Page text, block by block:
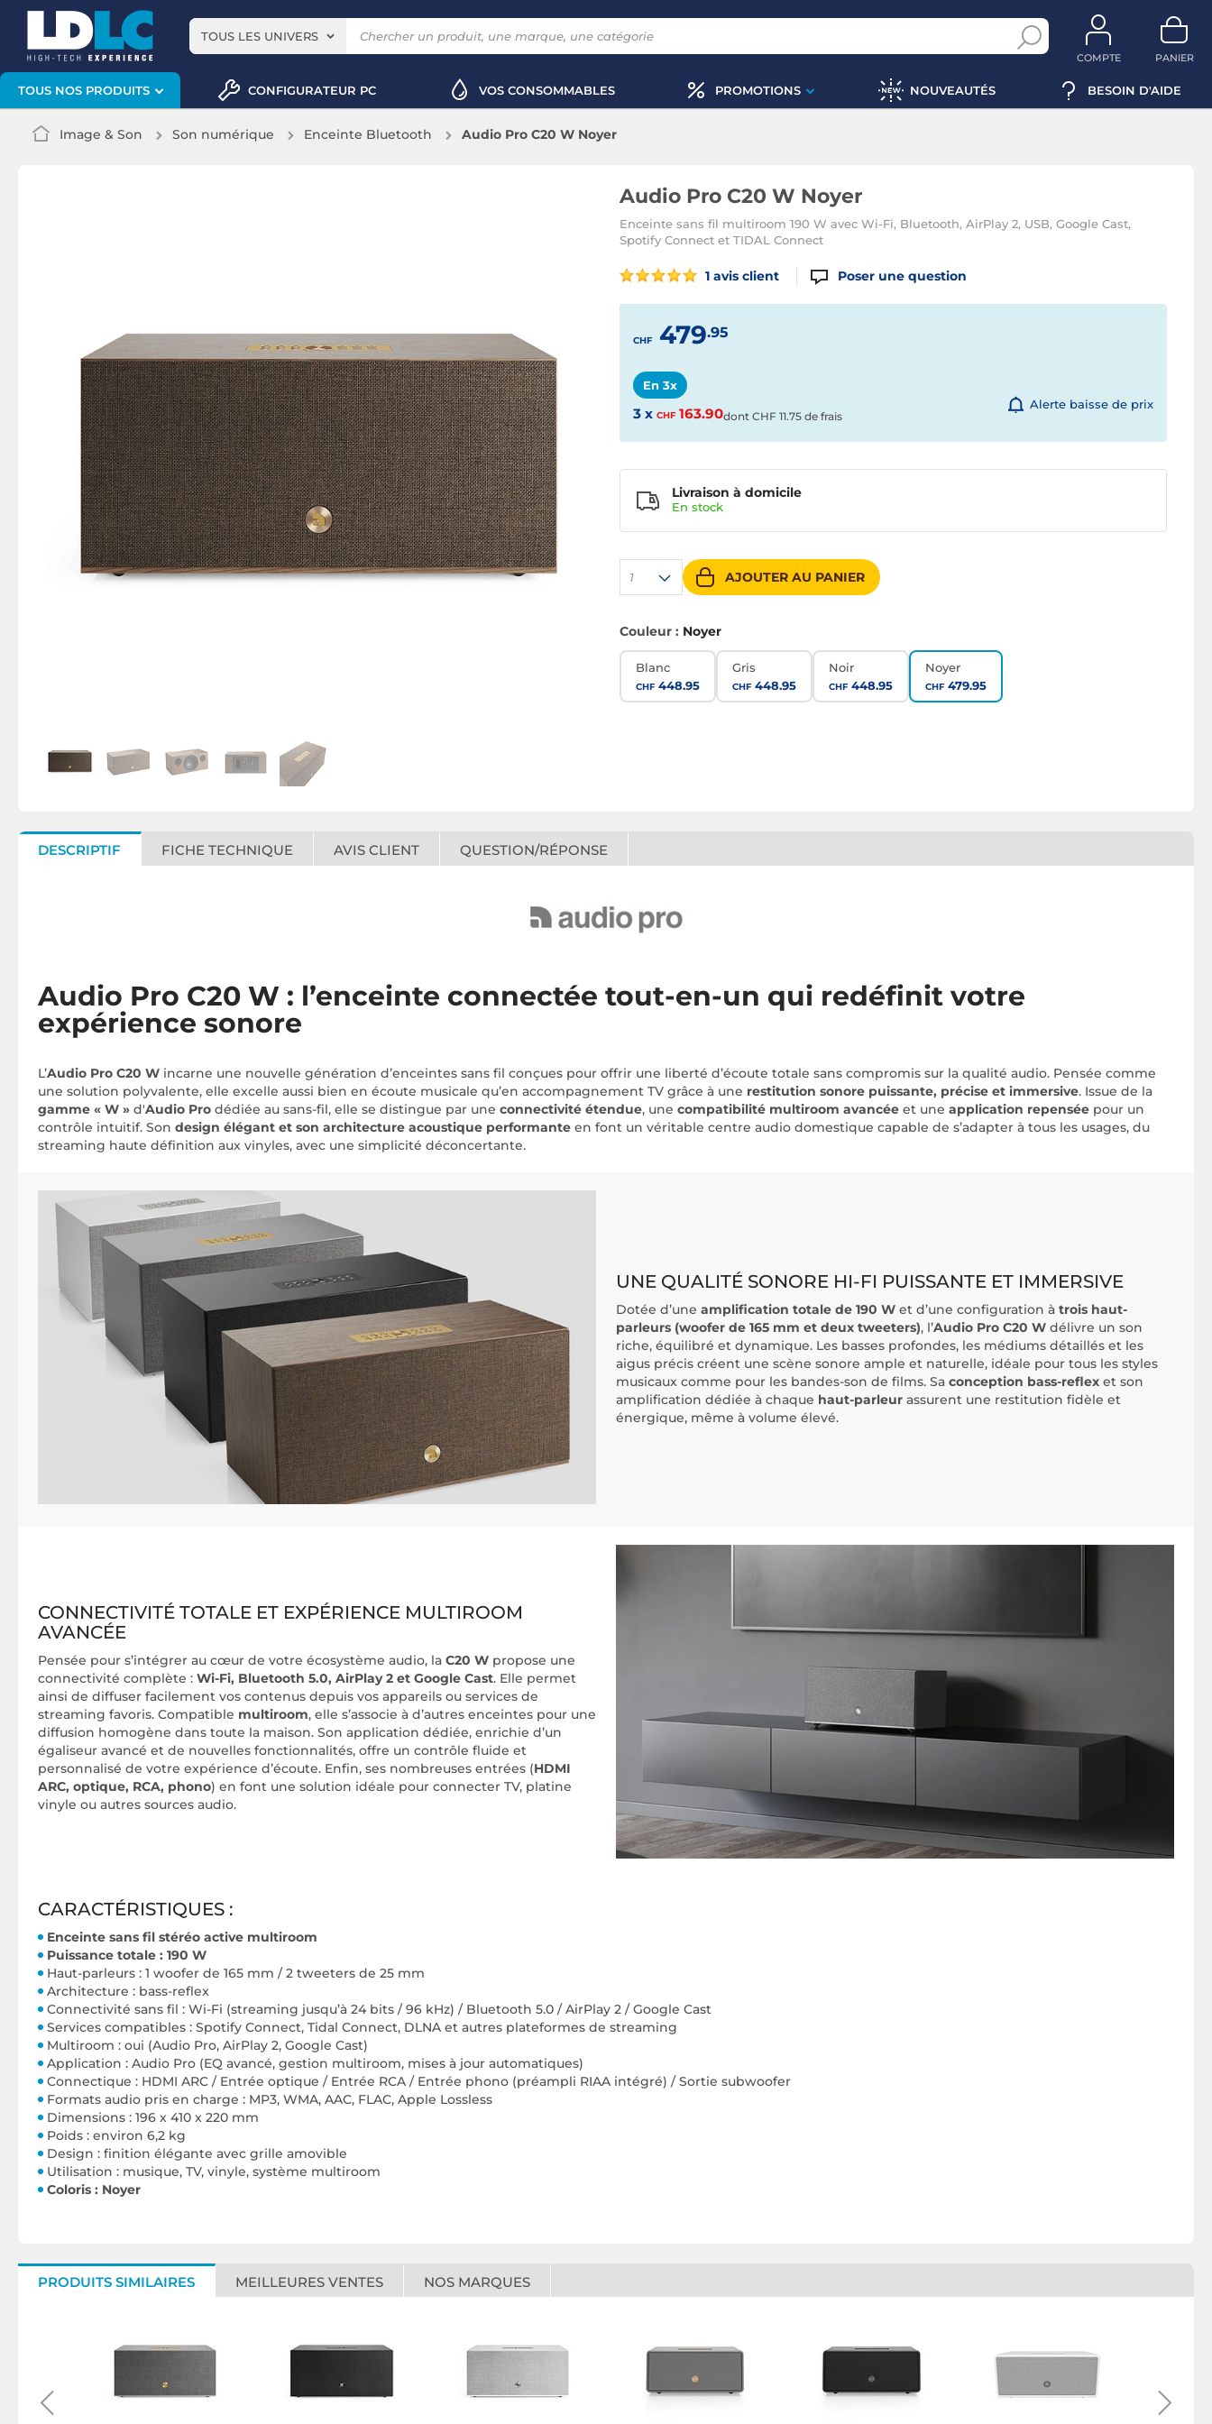
TOUS LES UNIVERS
COMPTE PANIER
TOUS NOS PRODUITS CONFIGURATEUR PC VOS CONSOMMABLES PROMOTIONS NOUVEAUTÉS BESOIN D'AIDE
Image & Son Son numérique Enceinte Bluetooth Audio Pro C20 W Noyer
Audio Pro C20 W Noyer
Enceinte sans fil multiroom 190 W avec Wi-Fi, Bluetooth, AirPlay 2, USB, Google Cast,
Spotify Connect et TIDAL Connect
1 avis client Poser une question
CHF 479.95
En 3x
3 x CHF163.90dont CHF 11.75 de frais
Alerte baisse de prix
1 AJOUTER AU PANIER
Livraison à domicile
En stock
Couleur : Noyer
Blanc
CHF448.95
Gris
CHF448.95
Noir
CHF448.95
Noyer
CHF479.95
DESCRIPTIF FICHE TECHNIQUE AVIS CLIENT QUESTION/RÉPONSE
Audio Pro C20 W : l’enceinte connectée tout-en-un qui redéfinit votre
expérience sonore
L’Audio Pro C20 W incarne une nouvelle génération d’enceintes sans fil conçues pour offrir une liberté d’écoute totale sans compromis sur la qualité audio. Pensée comme
une solution polyvalente, elle excelle aussi bien en écoute musicale qu’en accompagnement TV grâce à une restitution sonore puissante, précise et immersive. Issue de la
gamme « W » d'Audio Pro dédiée au sans-fil, elle se distingue par une connectivité étendue, une compatibilité multiroom avancée et une application repensée pour un
contrôle intuitif. Son design élégant et son architecture acoustique performante en font un véritable centre audio domestique capable de s’adapter à tous les usages, du
streaming haute définition aux vinyles, avec une simplicité déconcertante.
UNE QUALITÉ SONORE HI-FI PUISSANTE ET IMMERSIVE
Dotée d’une amplification totale de 190 W et d’une configuration à trois haut-
parleurs (woofer de 165 mm et deux tweeters), l’Audio Pro C20 W délivre un son
riche, équilibré et dynamique. Les basses profondes, les médiums détaillés et les
aigus précis créent une scène sonore ample et naturelle, idéale pour tous les styles
musicaux comme pour les bandes-son de films. Sa conception bass-reflex et son
amplification dédiée à chaque haut-parleur assurent une restitution fidèle et
énergique, même à volume élevé.
CONNECTIVITÉ TOTALE ET EXPÉRIENCE MULTIROOM
AVANCÉE
Pensée pour s’intégrer au cœur de votre écosystème audio, la C20 W propose une
connectivité complète : Wi-Fi, Bluetooth 5.0, AirPlay 2 et Google Cast. Elle permet
ainsi de diffuser facilement vos contenus depuis vos appareils ou services de
streaming favoris. Compatible multiroom, elle s’associe à d’autres enceintes pour une
diffusion homogène dans toute la maison. Son application dédiée, enrichie d’un
égaliseur avancé et de nouvelles fonctionnalités, offre un contrôle fluide et
personnalisé de votre expérience d’écoute. Enfin, ses nombreuses entrées (HDMI
ARC, optique, RCA, phono) en font une solution idéale pour connecter TV, platine
vinyle ou autres sources audio.
CARACTÉRISTIQUES :
Enceinte sans fil stéréo active multiroom
Puissance totale : 190 W
Haut-parleurs : 1 woofer de 165 mm / 2 tweeters de 25 mm
Architecture : bass-reflex
Connectivité sans fil : Wi-Fi (streaming jusqu’à 24 bits / 96 kHz) / Bluetooth 5.0 / AirPlay 2 / Google Cast
Services compatibles : Spotify Connect, Tidal Connect, DLNA et autres plateformes de streaming
Multiroom : oui (Audio Pro, AirPlay 2, Google Cast)
Application : Audio Pro (EQ avancé, gestion multiroom, mises à jour automatiques)
Connectique : HDMI ARC / Entrée optique / Entrée RCA / Entrée phono (préampli RIAA intégré) / Sortie subwoofer
Formats audio pris en charge : MP3, WMA, AAC, FLAC, Apple Lossless
Dimensions : 196 x 410 x 220 mm
Poids : environ 6,2 kg
Design : finition élégante avec grille amovible
Utilisation : musique, TV, vinyle, système multiroom
Coloris : Noyer
PRODUITS SIMILAIRES MEILLEURES VENTES NOS MARQUES